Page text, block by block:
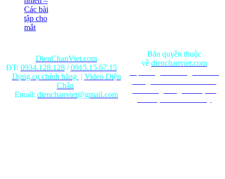
Các bài
tập cho
mắt
DienChanViet.com
ĐT: 0934.128.128/0915.15.67.15
Dụng cụ chính hãng | Video Diện
Chẩn
Email: dienchanviet@gmail.com
Bản quyền thuộc
về dienchanviet.com